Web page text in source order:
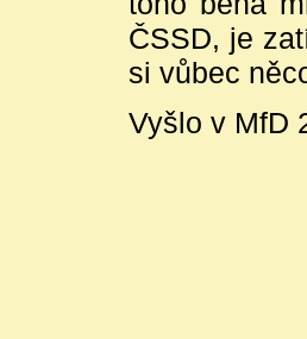
ČSSD, je
si vůbec
Vyšlo v MfD